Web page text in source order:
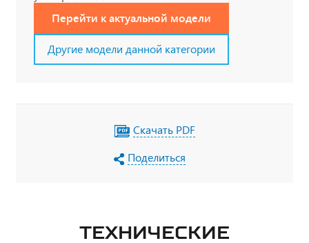
Перейти к актуальной модели
Другие модели данной категории
Скачать PDF
Поделиться
ТЕХНИЧЕСКИЕ